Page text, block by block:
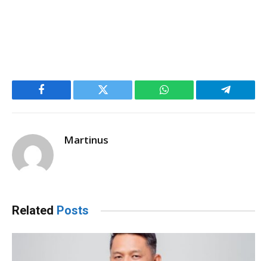
Facebook Twitter WhatsApp Telegram
Martinus
Related Posts